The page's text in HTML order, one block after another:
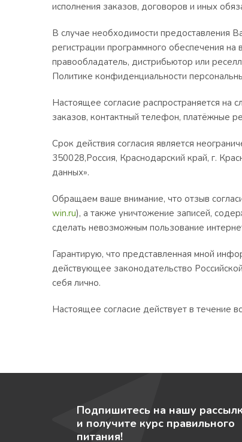
исполнения заказов, договоров и иных
В случае необходимости предоставления
регистрации программного обеспечения
правообладатель, дистрибьютор или
Политике конфиденциальности
Настоящее согласие распространяется
заказов, контактный телефон, платёжные
Срок действия согласия является
350028,Россия, Краснодарский край, г.
данных».
Обращаем ваше внимание, что отзыв
win.ru), а также уничтожение записей,
сделать невозможным пользование
Гарантирую, что представленная мной
действующее законодательство
себя лично.
Настоящее согласие действует в течение
Подпишитесь на нашу
и получите курс правильного
питания!